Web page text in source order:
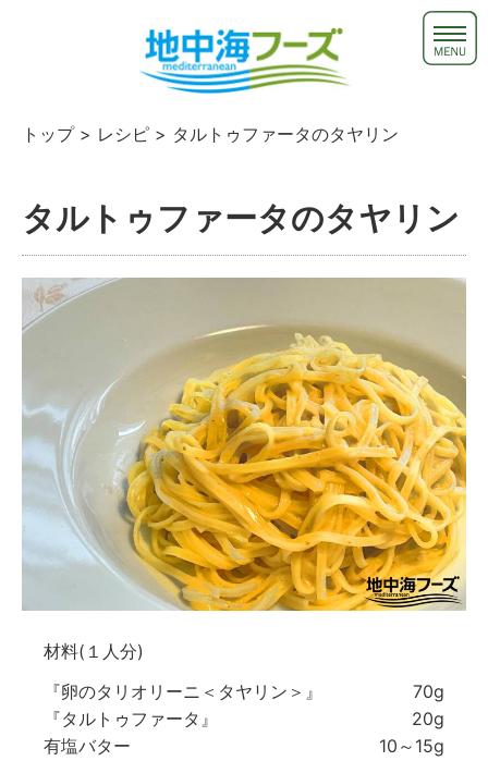
トップ> レシピ > タルトゥファータのタヤリン
タルトゥファータのタヤリン
材料(１人分)
『卵のタリオリーニ＜タヤリン＞』
70g
『タルトゥファータ』
20g
有塩バター
10～15g